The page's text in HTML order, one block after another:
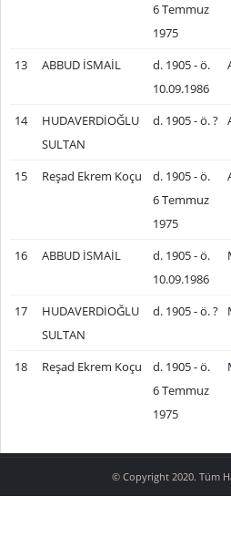
6 Temmuz
1975
13 ABBUD İSMAİL
d. 1905 - ö.
10.09.1986
14
HUDAVERDİOĞLU
SULTAN
d. 1905 - ö. ?
15 Reşad Ekrem Koçu
d. 1905 - ö.
6 Temmuz
1975
16 ABBUD İSMAİL
d. 1905 - ö.
10.09.1986
17
HUDAVERDİOĞLU
SULTAN
d. 1905 - ö. ?
18 Reşad Ekrem Koçu
d. 1905 - ö.
6 Temmuz
1975
© Copyright 2020. Tüm